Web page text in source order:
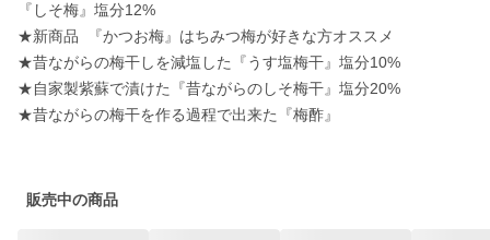
『しそ梅』塩分12%
★新商品  『かつお梅』はちみつ梅が好きな方オススメ
★昔ながらの梅干しを減塩した『うす塩梅干』塩分10%
★自家製紫蘇で漬けた『昔ながらのしそ梅干』塩分20%
★昔ながらの梅干を作る過程で出来た『梅酢』
販売中の商品